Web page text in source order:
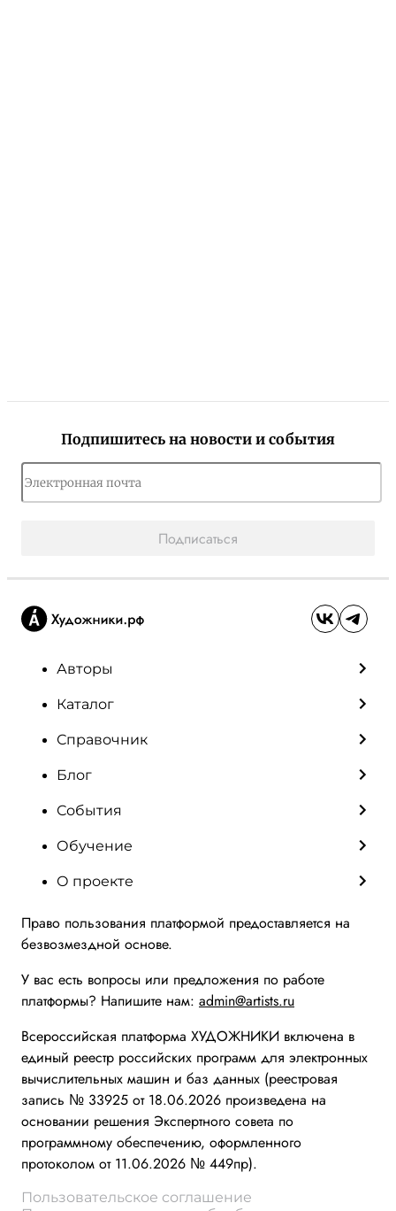
Подпишитесь на новости и события
Подписаться
Авторы
Каталог
Справочник
Блог
События
Обучение
О проекте
Право пользования платформой предоставляется на
безвозмездной основе.
У вас есть вопросы или предложения по работе
платформы? Напишите нам: admin@artists.ru
Всероссийская платформа ХУДОЖНИКИ включена в
единый реестр российских программ для электронных
вычислительных машин и баз данных (реестровая
запись № 33925 от 18.06.2026 произведена на
основании решения Экспертного совета по
программному обеспечению, оформленного
протоколом от 11.06.2026 № 449пр).
Пользовательское соглашение